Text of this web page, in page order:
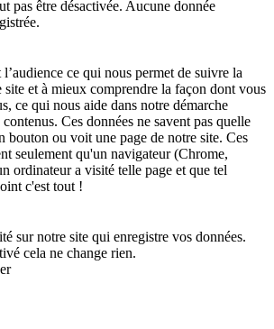
pas être désactivée. Aucune donnée
ce qui nous permet de suivre la
site et à mieux comprendre la façon dont vous
ce qui nous aide dans notre démarche
Ces données ne savent pas quelle
bouton ou voit une page de notre site. Ces
seulement qu'un navigateur (Chrome,
ordinateur a visité telle page et que tel
c'est tout !
sur notre site qui enregistre vos données.
cela ne change rien.